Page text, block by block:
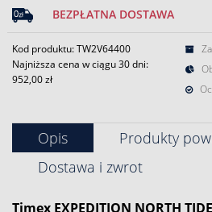
BEZPŁATNA DOSTAWA
Kod produktu: TW2V64400
Najniższa cena w ciągu 30 dni:
952,00 zł
Opis
Produkty
Dostawa i zwrot
Timex EXPEDITION NORTH